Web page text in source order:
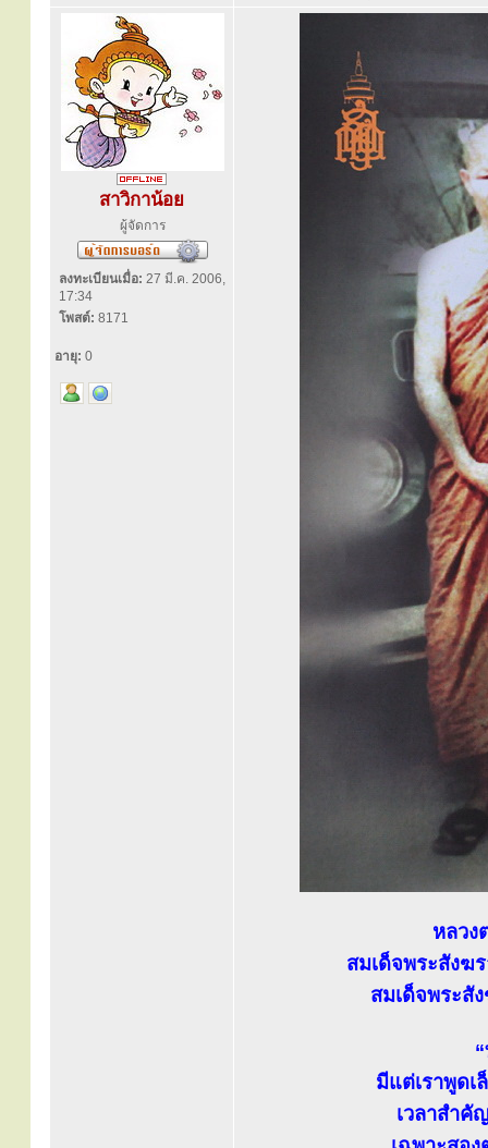
สาวิกาน้อย
ผู้จัดการ
ลงทะเบียนเมื่อ: 27 มี.ค. 2006,
17:34
โพสต์: 8171
อายุ: 0
หลวง
สมเด็จพระสังฆ
สมเด็จพระสั
มีแต่เราพูด
เวลาสำคั